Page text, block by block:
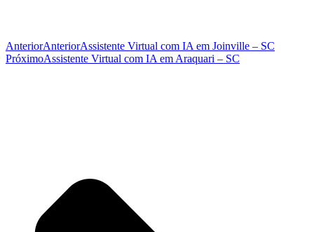
AnteriorAnteriorAssistente Virtual com IA em Joinville – SC
PróximoAssistente Virtual com IA em Araquari – SC